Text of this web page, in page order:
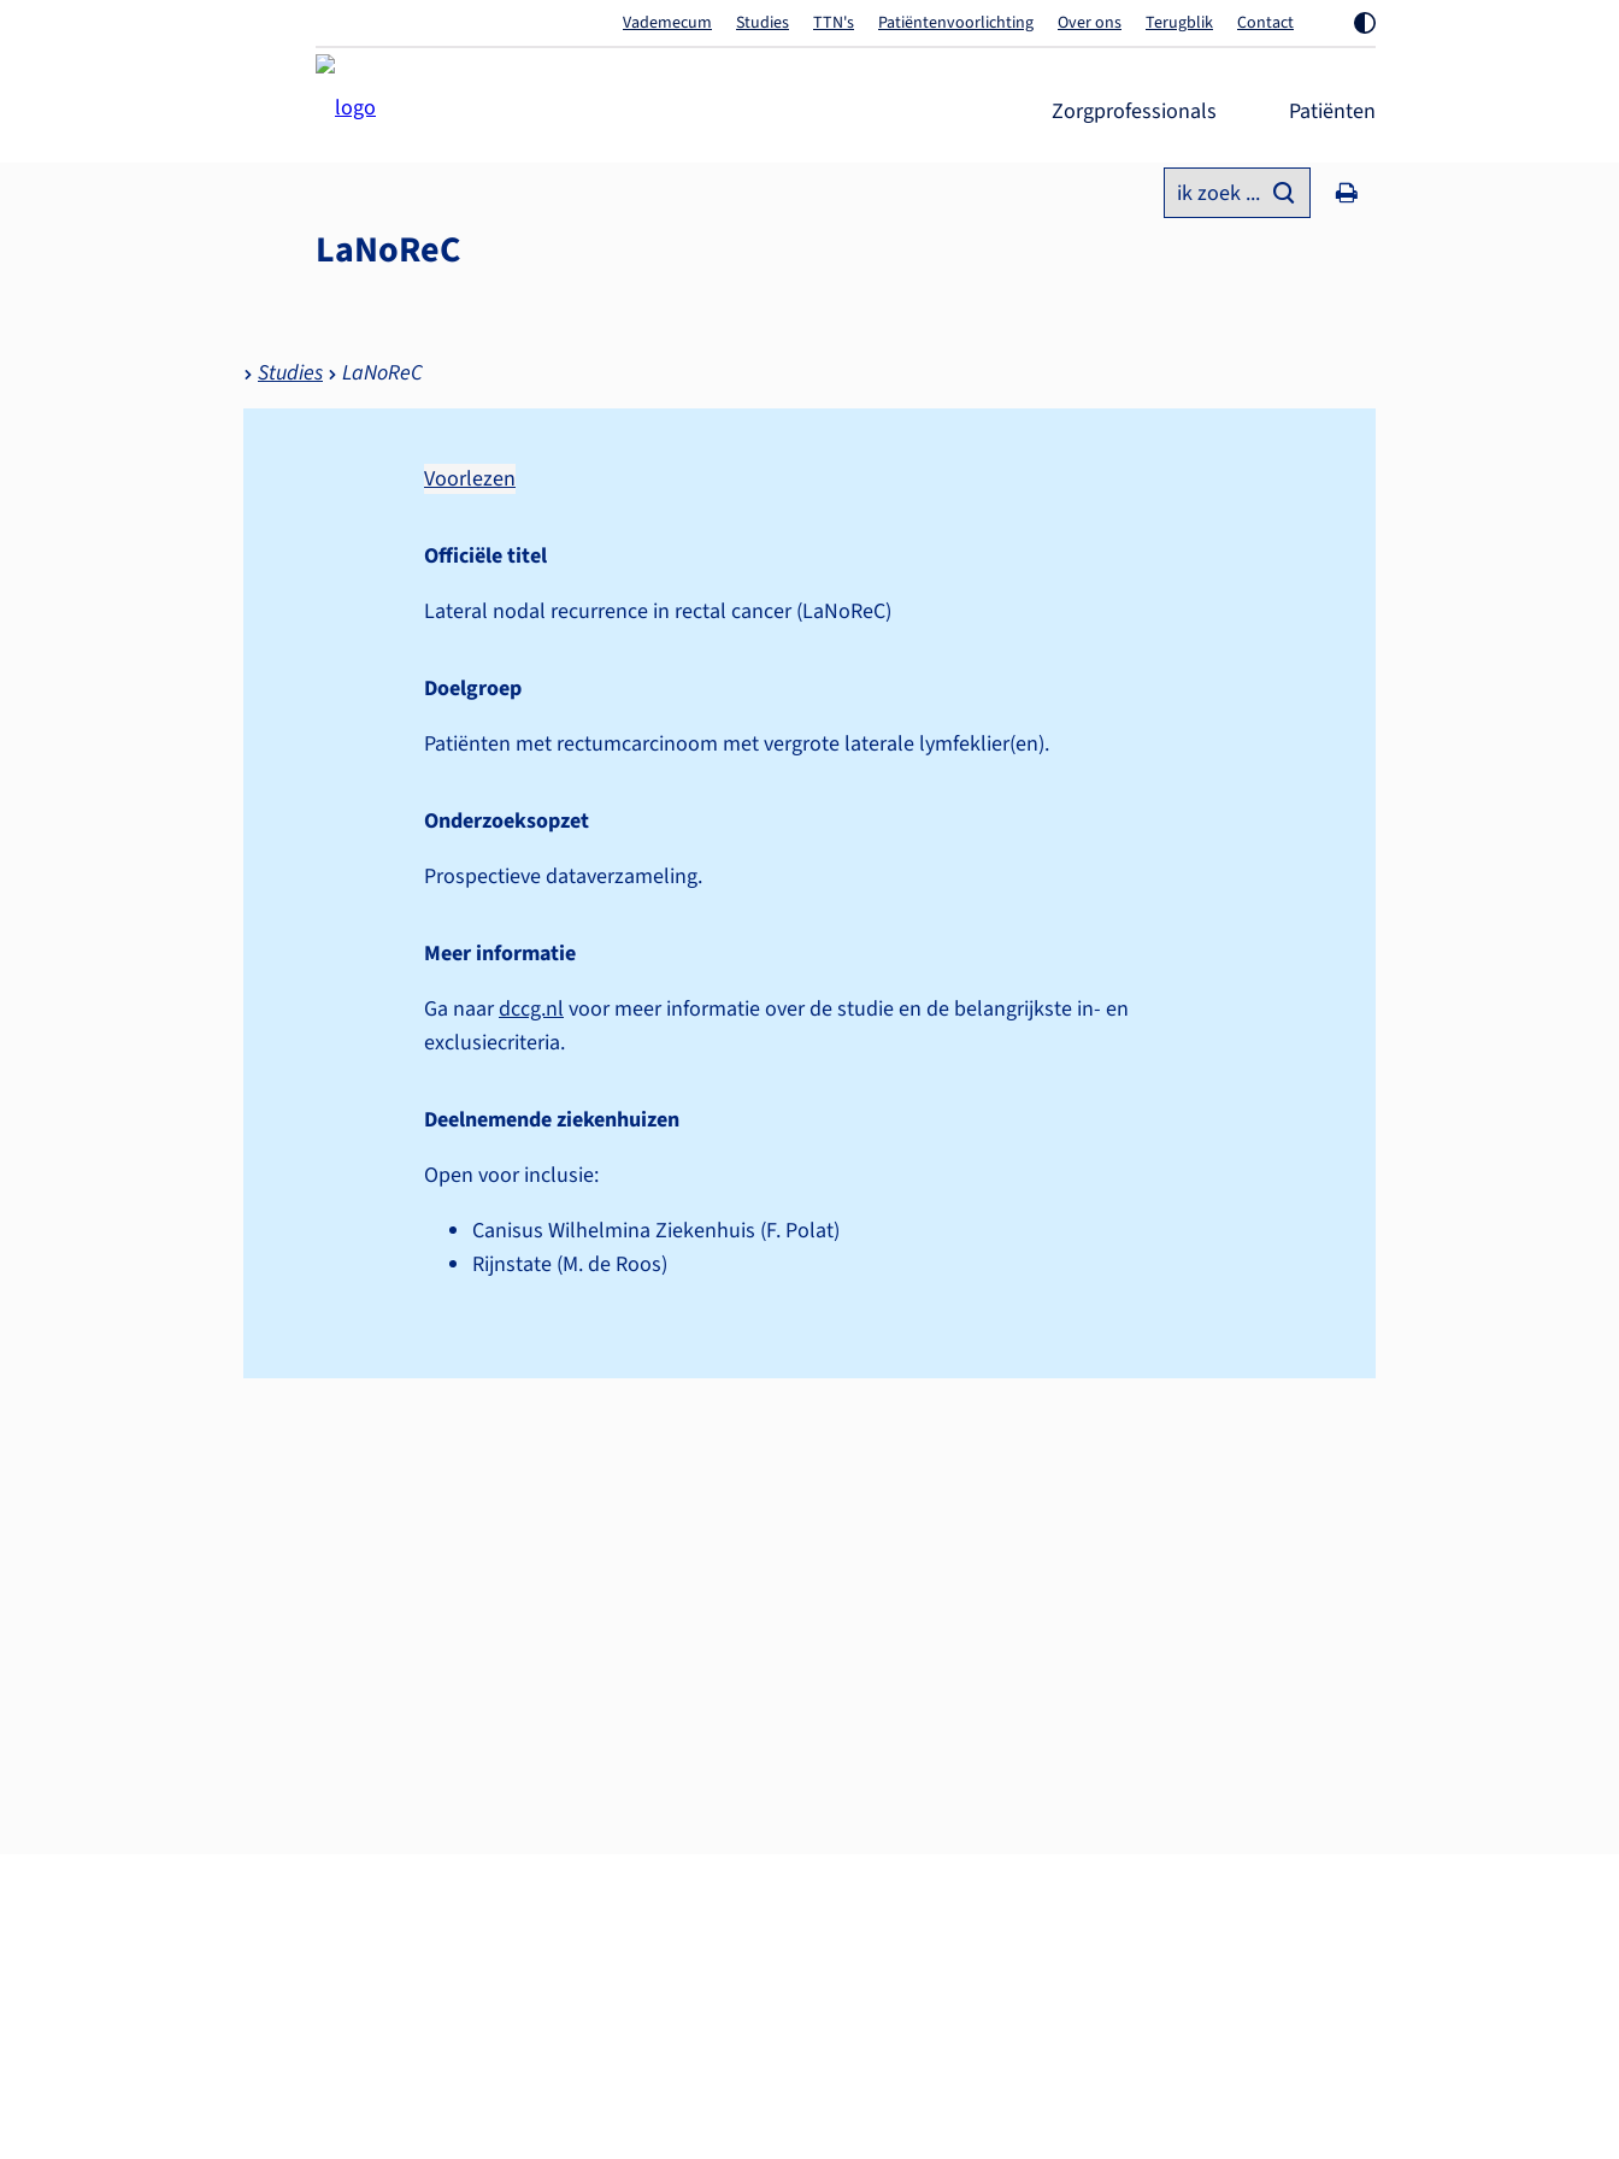
Vademecum Studies TTN's Patiëntenvoorlichting Over ons Terugblik Contact
Zorgprofessionals Patiënten
ik zoek ...
LaNoReC
Studies LaNoReC
Voorlezen
Officiële titel
Lateral nodal recurrence in rectal cancer (LaNoReC)
Doelgroep
Patiënten met rectumcarcinoom met vergrote laterale lymfeklier(en).
Onderzoeksopzet
Prospectieve dataverzameling.
Meer informatie
Ga naardccg.nlvoor meer informatie over de studie en de belangrijkste in- en
exclusie­criteria.
Deelnemende ziekenhuizen
Open voor inclusie:
Canisus Wilhelmina Ziekenhuis (F. Polat)
Rijnstate (M. de Roos)